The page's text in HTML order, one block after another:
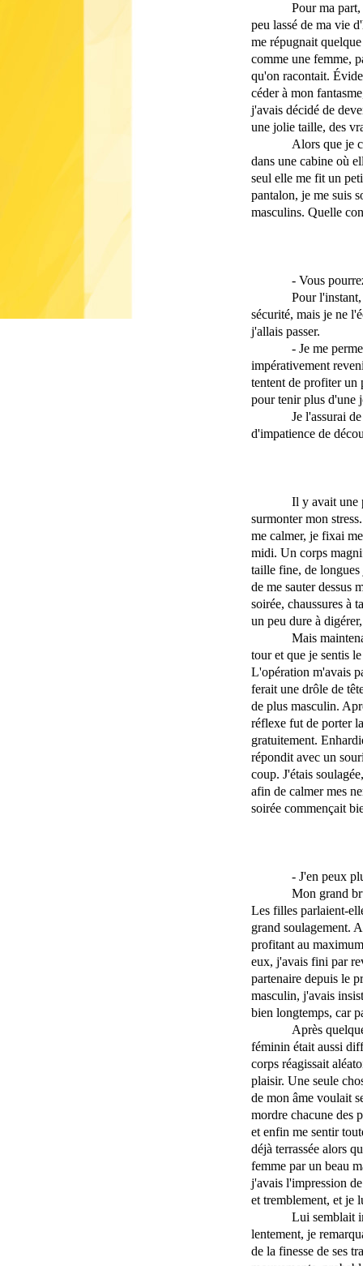
Pour ma
peu lassé de ma vie
me répugnait
comme une femme,
qu'on racontait.
céder à mon
j'avais décidé de
une jolie taille, des
Alors que je
dans une cabine où
seul elle me fit un
pantalon, je me suis
masculins. Quelle
- Vous
Pour
sécurité, mais je ne
j'allais passer.
- Je me
impérativement
tentent de profiter un
pour tenir plus d'une
Je l'assurai
d'impatience de
Il y avait une
surmonter mon
me calmer, je fixai
midi. Un corps
taille fine, de
de me sauter dessus
soirée, chaussures à
un peu dure à
Mais
tour et que je sentis
L'opération m'avais
ferait une drôle de
de plus masculin.
réflexe fut de porter
gratuitement.
répondit avec un
coup. J'étais
afin de calmer mes
soirée commençait
- J'en peux
Mon grand
Les filles parlaient-
grand soulagement.
profitant au
eux, j'avais fini par
partenaire depuis le
masculin, j'avais
bien longtemps, car
Après
féminin était aussi
corps réagissait
plaisir. Une seule
de mon âme voulait
mordre chacune des
et enfin me sentir
déjà terrassée alors
femme par un beau
j'avais l'impression
et tremblement, et je
Lui semblait
lentement, je
de la finesse de ses